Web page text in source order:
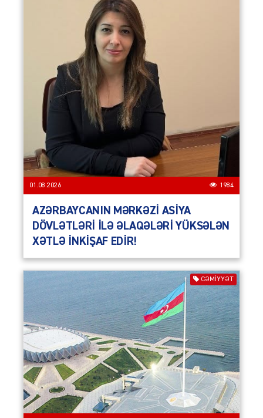
01.08.2026 1984
AZƏRBAYCANIN MƏRKƏZİ ASİYA
DÖVLƏTLƏRİ İLƏ ƏLAQƏLƏRİ YÜKSƏLƏN
XƏTLƏ İNKİŞAF EDİR!
CƏMIYYƏT